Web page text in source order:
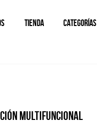
TIENDA CATEGORÍAS
MULTIFUNCIONAL